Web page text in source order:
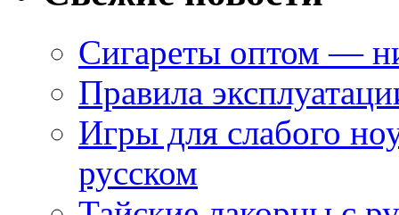
Сигареты оптом —
Правила
Игры для слабого
русском